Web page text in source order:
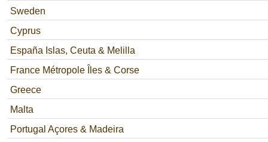
Sweden
Cyprus
España Islas, Ceuta & Melilla
France Métropole Îles & Corse
Greece
Malta
Portugal Açores & Madeira